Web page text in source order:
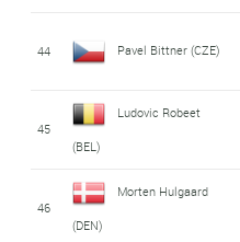
44 Pavel Bittner (CZE)
45
Ludovic Robeet
(BEL)
46
Morten Hulgaard
(DEN)